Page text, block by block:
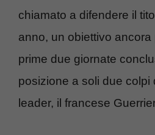
chiamato a difendere il
anno, un obiettivo
prime due giornate
posizione a soli due colpi
leader, il francese